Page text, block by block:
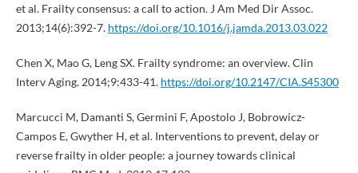
et al. Frailty consensus: a call to action. J Am Med Dir Assoc.
2013;14(6):392-7. https://doi.org/10.1016/j.jamda.2013.03.022
Chen X, Mao G, Leng SX. Frailty syndrome: an overview. Clin
Interv Aging. 2014;9:433-41. https://doi.org/10.2147/CIA.S45300
Marcucci M, Damanti S, Germini F, Apostolo J, Bobrowicz-
Campos E, Gwyther H, et al. Interventions to prevent, delay or
reverse frailty in older people: a journey towards clinical